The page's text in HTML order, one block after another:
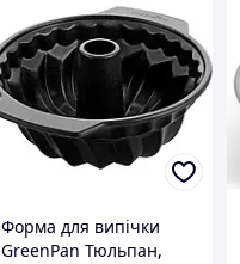
Форма для випічки
GreenPan Тюльпан,